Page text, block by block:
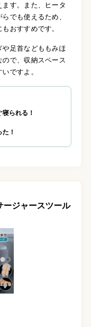
す。また、ヒータ
でも使えるため、
おすすめです。
足首などももみほ
で、収納スペース
ですよ。
られる！
！
ージャースツール